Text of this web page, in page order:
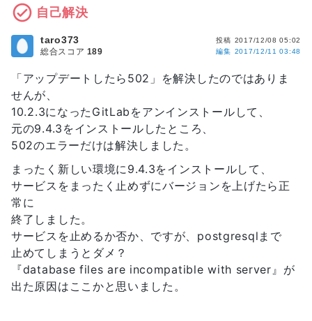
自己解決
「アップデートしたら502」を解決したのではありま
せんが、
10.2.3になったGitLabをアンインストールして、
元の9.4.3をインストールしたところ、
502のエラーだけは解決しました。
まったく新しい環境に9.4.3をインストールして、
サービスをまったく止めずにバージョンを上げたら正
常に
終了しました。
サービスを止めるか否か、ですが、postgresqlまで
止めてしまうとダメ？
『database files are incompatible with server』が
出た原因はここかと思いました。
投稿 2017/12/08 05:02
編集 2017/12/11 03:48
taro373
総合スコア 189